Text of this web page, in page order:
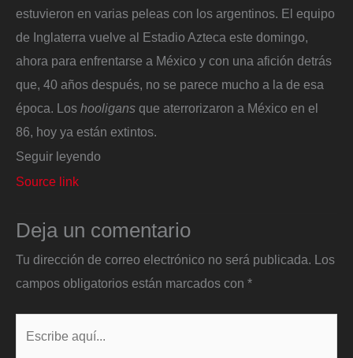
estuvieron en varias peleas con los argentinos. El equipo
de Inglaterra vuelve al Estadio Azteca este domingo,
ahora para enfrentarse a México y con una afición detrás
que, 40 años después, no se parece mucho a la de esa
época. Los hooligans que aterrorizaron a México en el
86, hoy ya están extintos.
Seguir leyendo
Source link
Deja un comentario
Tu dirección de correo electrónico no será publicada. Los
campos obligatorios están marcados con *